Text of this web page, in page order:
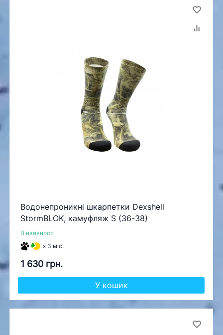
Водонепроникні шкарпетки Dexshell
StormBLOK, камуфляж S (36-38)
В наявності
x 3 міс.
1 630 грн.
У кошик